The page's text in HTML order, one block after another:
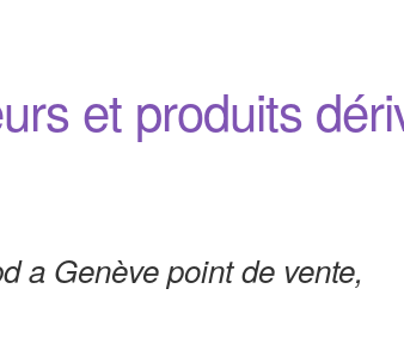
et produits
a Genève point de vente,